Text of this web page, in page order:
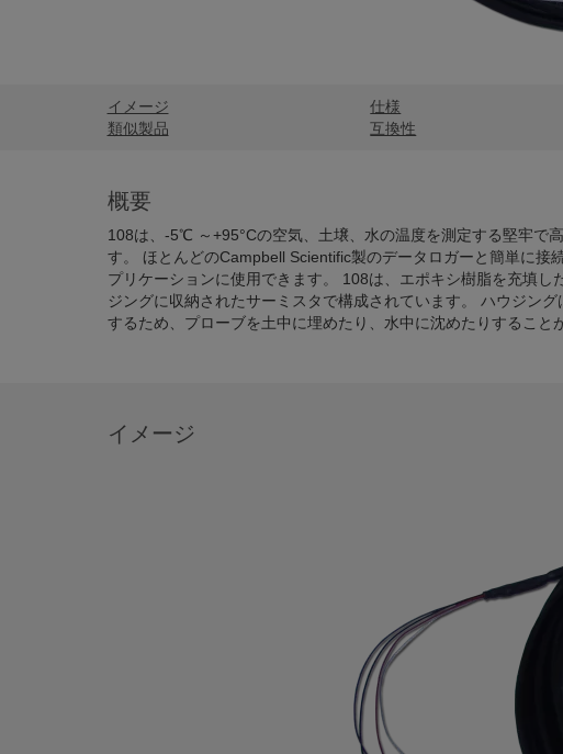
イメージ
類似製品
仕様
互換性
概要
108は、-5℃ ～+95°Cの空気、土壌、水の温度を測定する堅牢で
す。 ほとんどのCampbell Scientific製のデータロガーと簡単に接
プリケーションに使用できます。 108は、エポキシ樹脂を充填し
ジングに収納されたサーミスタで構成されています。 ハウジン
するため、プローブを土中に埋めたり、水中に沈めたりすること
イメージ